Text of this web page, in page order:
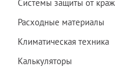
Системы защиты от краж
Расходные материалы
Климатическая техника
Калькуляторы